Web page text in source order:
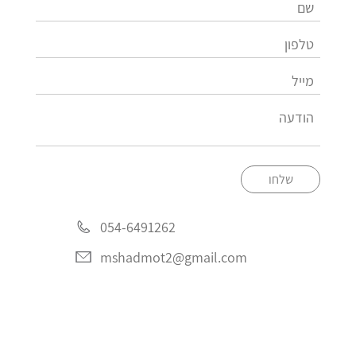
שלחו
054-6491262
mshadmot2@gmail.com